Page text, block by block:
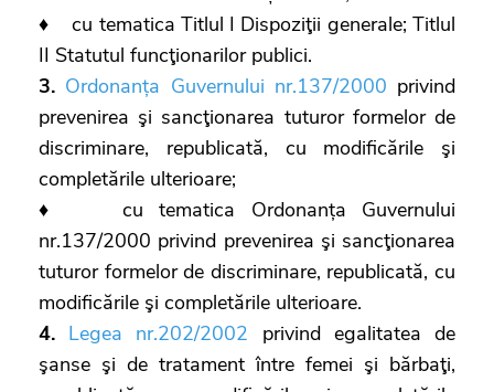
♦ cu tematica Titlul I Dispoziţii generale; Titlul
II Statutul funcţionarilor publici.
3. Ordonanța Guvernului nr.137/2000 privind
prevenirea şi sancţionarea tuturor formelor de
discriminare, republicată, cu modificările şi
completările ulterioare;
♦ cu tematica Ordonanța Guvernului
nr.137/2000 privind prevenirea şi sancţionarea
tuturor formelor de discriminare, republicată, cu
modificările şi completările ulterioare.
4. Legea nr.202/2002 privind egalitatea de
şanse şi de tratament între femei şi bărbaţi,